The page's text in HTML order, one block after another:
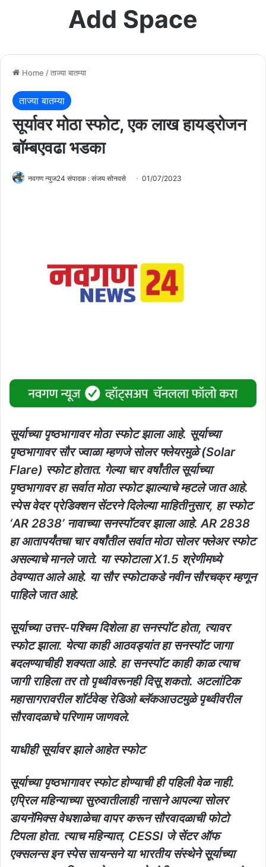
Add Space
Home /ताज्या बातम्या
ताज्या बातम्या
सूर्यावर मोठा स्फोट, एक लाख हायड्रोजन
बॉम्बएवढा भडका
नवगण न्युज24 संपादक : संजय सोनवसे 01/07/2023
सूर्याच्या पृष्ठभागावर मोठा स्फोट झाला आहे. सूर्याच्या
पृष्ठभागावर सौर ज्वाळा म्हणजे सोलर फ्लेयरमुळे (Solar
Flare) स्फोट होतात. गेल्या चार वर्षांतील सूर्याच्या
पृष्ठभागावर हा सर्वात मोठा स्फोट झाल्याचे म्हटले जात आहे.
स्पेस वेदर प्रेडिक्शन सेंटरने दिलेल्या माहितीनुसार, हा स्फोट
‘AR 2838’ नावाच्या सनस्पॉटवर झाला आहे. AR 2838
हा आतापर्यंतचा चार वर्षांतील सर्वात मोठा सोलर फ्लेअर स्फोट
असल्याचे मानले जाते. या स्फोटाला X1.5 श्रेणीमध्ये
ठेवण्यात आले आहे. या सौर स्फोटाकडे नवीन सौरचक्र म्हणून
पाहिले जात आहे.
सूर्याच्या उत्तर-पश्चिम दिशेला हा सनस्पॉट होता, त्यावर
स्फोट झाला. येत्या काही आठवड्यांत हा सनस्पॉट जागा
बदलण्याचीही शक्यता आहे. हा सनस्पॉट काही काळ त्याच
जागी राहिला तर तो पृथ्वीवरूनही दिसू शकतो. अटलांटिक
महासागरावरील शॉर्टवेव्ह रेडिओ ब्लॅकआउटमुळे पृथ्वीवरील
सौरवादळाचे परिणाम जाणवले.
याधीही सूर्यावर झाले आहेत स्फोट
सूर्याच्या पृष्ठभागावर स्फोट होण्याची ही पहिली वेळ नाही.
एप्रिल महिन्याच्या सुरुवातीलाही नासाने आपल्या सोलर
डायनॅमिक्स वेधशाळेचा वापर करून सौरवादळाची फोटो
टिपला होता. त्याच महिन्यात, CESSI जे सेंटर ऑफ
एक्सलन्स इन स्पेस सायन्सने या भारतीय संस्थेने सूर्याच्या